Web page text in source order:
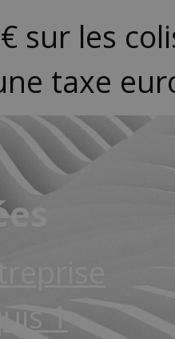
sur les
taxe
1